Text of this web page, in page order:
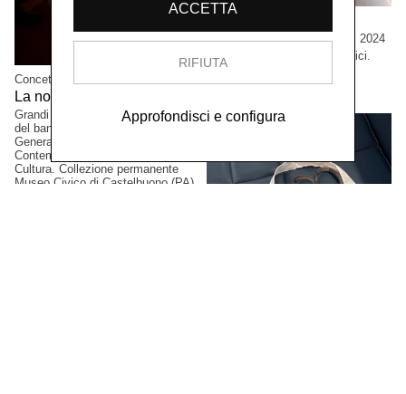
Come mostri, ritornano,
2024
Grandi formati, esemplari unici.
Collezione privata, Tokio,
Giappone.
Concetta Modica
La notte di Sant'Anna,
Grandi formati. Progetto vincitore
del bando PAC2021, Direzione
Generale Creatività
Contemporanea del Ministero della
Cultura. Collezione permanente
Museo Civico di Castelbuono (PA),
ACCETTA
RIFIUTA
Approfondisci e configura